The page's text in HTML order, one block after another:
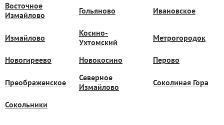
Восточное
Измайлово
Гольяново Ивановское
Измайлово
Косино-
Ухтомский
Метрогородок
Новогиреево Новокосино Перово
Преображенское
Северное
Измайлово
Соколиная Гора
Сокольники